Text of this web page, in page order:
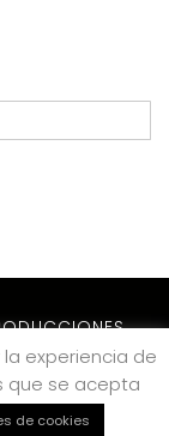
experiencia de
que se acepta
de cookies